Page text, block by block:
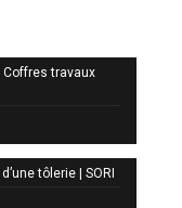
Coffres travaux
tôlerie | SORI